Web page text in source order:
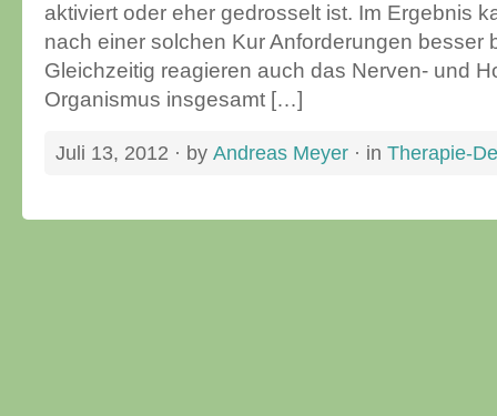
aktiviert oder eher gedrosselt ist. Im Ergebnis
nach einer solchen Kur Anforderungen besser
Gleichzeitig reagieren auch das Nerven- und
Organismus insgesamt […]
Juli 13, 2012 · by Andreas Meyer · in Therapie-